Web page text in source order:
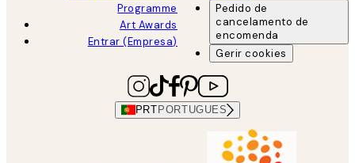
Programme
Art Awards
Entrar (Empresa)
Pedido de
cancelamento de
encomenda
Gerir cookies
PRT PORTUGUES